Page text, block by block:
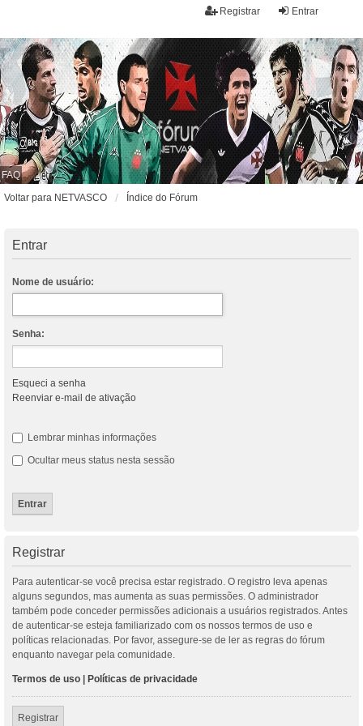
Entrar
Registrar
FAQ
Voltar para NETVASCO
Índice do Fórum
Entrar
Nome de usuário:
Senha:
Esqueci a senha
Reenviar e-mail de ativação
Lembrar minhas informações
Ocultar meus status nesta sessão
Registrar
Para autenticar-se você precisa estar registrado. O registro leva apenas
alguns segundos, mas aumenta as suas permissões. O administrador
também pode conceder permissões adicionais a usuários registrados. Antes
de autenticar-se esteja familiarizado com os nossos termos de uso e
políticas relacionadas. Por favor, assegure-se de ler as regras do fórum
enquanto navegar pela comunidade.
Termos de uso Políticas de privacidade
Registrar